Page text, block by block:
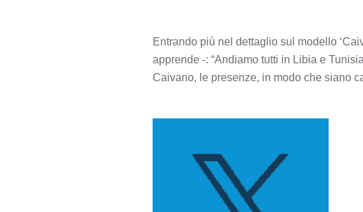
Entrando più nel dettaglio sul modello
apprende -: “Andiamo tutti in Libia e
Caivano, le presenze, in modo che siano